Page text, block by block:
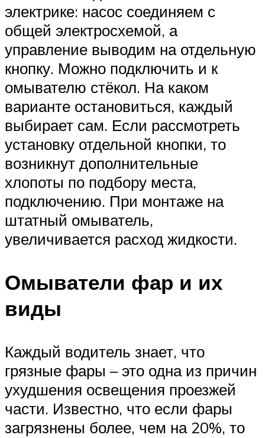
электрике: насос соединяем с
общей электросхемой, а
управление выводим на отдельную
кнопку. Можно подключить и к
омывателю стёкол. На каком
варианте остановиться, каждый
выбирает сам. Если рассмотреть
установку отдельной кнопки, то
возникнут дополнительные
хлопоты по подбору места,
подключению. При монтаже на
штатный омыватель,
увеличивается расход жидкости.
Омыватели фар и их
виды
Каждый водитель знает, что
грязные фары – это одна из причин
ухудшения освещения проезжей
части. Известно, что если фары
загрязнены более, чем на 20%, то